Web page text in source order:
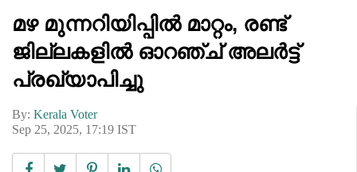
മഴ മുന്നറിയിപ്പില്‍ മാറ്റം, രണ്ട്
ജില്ലകളില്‍ ഓറഞ്ച് അലര്‍ട്ട്
പ്രഖ്യാപിച്ചു
By: Kerala Voter
Sep 25, 2025, 17:19 IST